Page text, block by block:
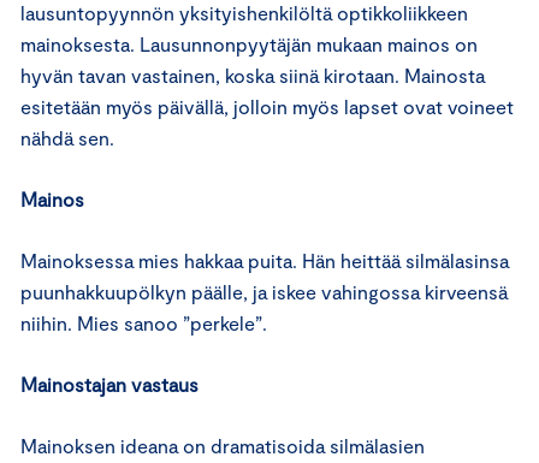
lausuntopyynnön yksityishenkilöltä optikkoliikkeen
mainoksesta. Lausunnonpyytäjän mukaan mainos on
hyvän tavan vastainen, koska siinä kirotaan. Mainosta
esitetään myös päivällä, jolloin myös lapset ovat voineet
nähdä sen.
Mainos
Mainoksessa mies hakkaa puita. Hän heittää silmälasinsa
puunhakkuupölkyn päälle, ja iskee vahingossa kirveensä
niihin. Mies sanoo ”perkele”.
Mainostajan vastaus
Mainoksen ideana on dramatisoida silmälasien